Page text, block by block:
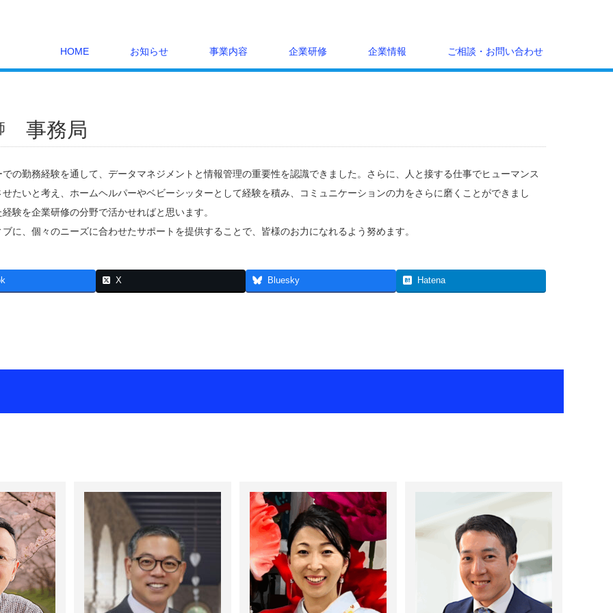
HOME お知らせ 事業内容 企業研修 企業情報 ご相談・お問い合わせ
事務局
の勤務経験を通して、データマネジメントと情報管理の重要性を認識できました。さらに、人と接する仕事でヒューマンス
たいと考え、ホームヘルパーやベビーシッターとして経験を積み、コミュニケーションの力をさらに磨くことができまし
験を企業研修の分野で活かせればと思います。
に、個々のニーズに合わせたサポートを提供することで、皆様のお力になれるよう努めます。
X Bluesky Hatena